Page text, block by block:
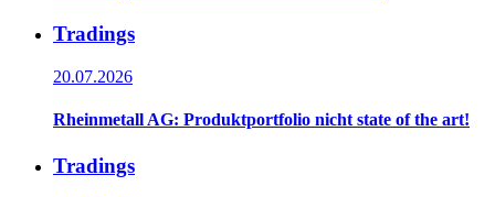
Tradings
20.07.2026
Rheinmetall AG: Produktportfolio nicht state of the art!
Tradings